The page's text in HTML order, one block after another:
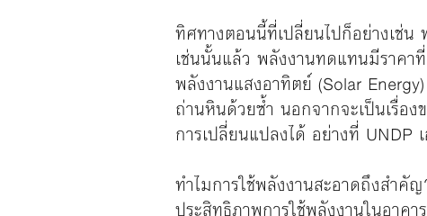
ทิศทางตอนนี้ที่เปลี่ยนไปก็อย่างเช่
เช่นนั้นแล้ว พลังงานทดแทนมีราคา
พลังงานแสงอาทิตย์ (Solar
ถ่านหินด้วยซ้ำ นอกจากจะเป็นเรื่อ
การเปลี่ยนแปลงได้ อย่างที่ UNDP
ทำไมการใช้พลังงานสะอาดถึงสำคั
ประสิทธิภาพการใช้พลังงานในอาค